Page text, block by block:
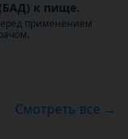
к пище.
применением
Смотреть все →